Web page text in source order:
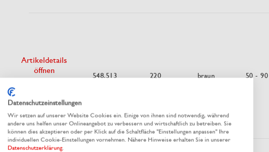
Artikeldetails
öffnen
548.513 220 braun 50 - 90
Datenschutzeinstellungen
Wir setzen auf unserer Website Cookies ein. Einige von ihnen sind notwendig, während
andere uns helfen unser Onlineangebot zu verbessern und wirtschaftlich zu betreiben. Sie
können dies akzeptieren oder per Klick auf die Schaltfläche "Einstellungen anpassen" Ihre
individuellen Cookie-Einstellungen vornehmen. Nähere Hinweise erhalten Sie in unserer
Datenschutzerklärung.